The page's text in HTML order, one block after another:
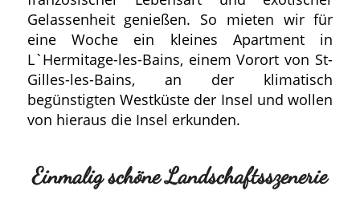
Gelassenheit genießen. So mieten wir für
eine Woche ein kleines Apartment in
L`Hermitage-les-Bains, einem Vorort von St-
Gilles-les-Bains, an der klimatisch
begünstigten Westküste der Insel und wollen
von hieraus die Insel erkunden.
Einmalig schöne Landschaftsszenerie